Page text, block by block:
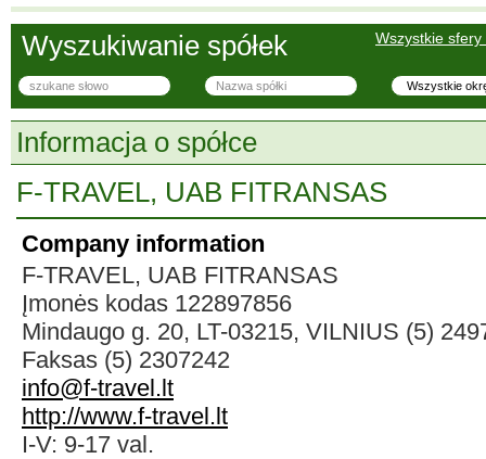
Wszystkie sfery
Wyszukiwanie spółek
Informacja o spółce
F-TRAVEL, UAB FITRANSAS
Company information
F-TRAVEL, UAB FITRANSAS
Įmonės kodas 122897856
Mindaugo g. 20, LT-03215, VILNIUS (5)
Faksas (5) 2307242
info@f-travel.lt
http://www.f-travel.lt
I-V: 9-17 val.